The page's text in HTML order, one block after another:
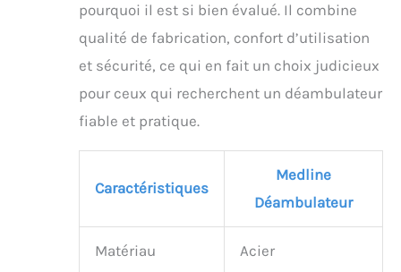
pourquoi il est si bien évalué. Il combine
qualité de fabrication, confort d’utilisation
et sécurité, ce qui en fait un choix judicieux
pour ceux qui recherchent un déambulateur
fiable et pratique.
Caractéristiques
Medline
Déambulateur
Matériau Acier